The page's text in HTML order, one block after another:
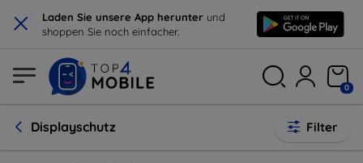
× Laden Sie unsere App herunter und
shoppen Sie noch einfacher.
0
Displayschutz Filter